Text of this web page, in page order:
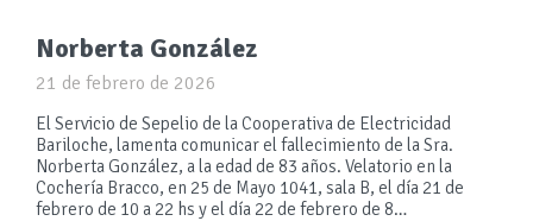
Norberta González
21 de febrero de 2026
El Servicio de Sepelio de la Cooperativa de Electricidad
Bariloche, lamenta comunicar el fallecimiento de la Sra.
Norberta González, a la edad de 83 años. Velatorio en la
Cochería Bracco, en 25 de Mayo 1041, sala B, el día 21 de
febrero de 10 a 22 hs y el día 22 de febrero de 8…